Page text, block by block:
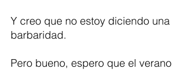
Y creo que no estoy diciendo una
barbaridad.
Pero bueno, espero que el verano